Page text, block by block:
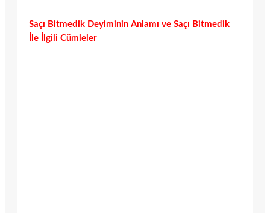
Saçı Bitmedik Deyiminin Anlamı ve Saçı Bitmedik
İle İlgili Cümleler